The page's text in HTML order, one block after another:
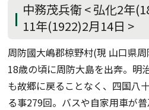
中務茂兵衛 < 弘化2年
11年(1922)2月14日 >
周防國大嶋郡椋野村(現 山口県周
18歳の頃に周防大島を出奔。明
も故郷に戻ることなく、四国八
る事279回。バスや自家用車が